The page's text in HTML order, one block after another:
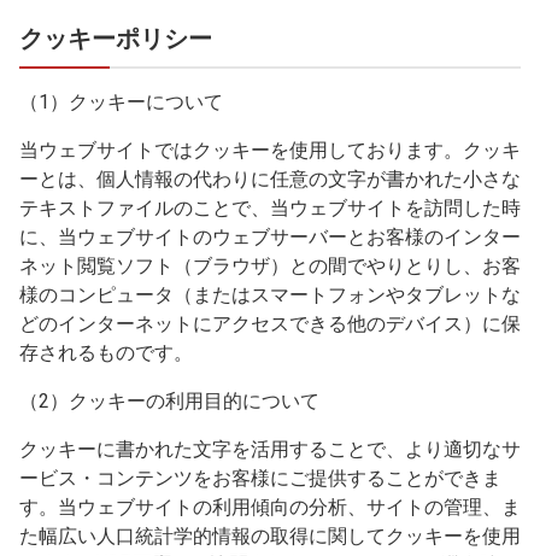
クッキーポリシー
（1）クッキーについて
当ウェブサイトではクッキーを使用しております。クッキ
ーとは、個人情報の代わりに任意の文字が書かれた小さな
テキストファイルのことで、当ウェブサイトを訪問した時
に、当ウェブサイトのウェブサーバーとお客様のインター
ネット閲覧ソフト（ブラウザ）との間でやりとりし、お客
様のコンピュータ（またはスマートフォンやタブレットな
どのインターネットにアクセスできる他のデバイス）に保
存されるものです。
（2）クッキーの利用目的について
クッキーに書かれた文字を活用することで、より適切なサ
ービス・コンテンツをお客様にご提供することができま
す。当ウェブサイトの利用傾向の分析、サイトの管理、ま
た幅広い人口統計学的情報の取得に関してクッキーを使用